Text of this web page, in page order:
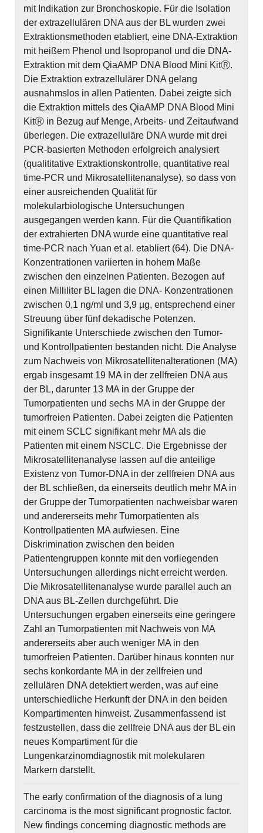
mit Indikation zur Bronchoskopie. Für die Isolation
der extrazellulären DNA aus der BL wurden zwei
Extraktionsmethoden etabliert, eine DNA-Extraktion
mit heißem Phenol und Isopropanol und die DNA-
Extraktion mit dem QiaAMP DNA Blood Mini KitⓇ.
Die Extraktion extrazellulärer DNA gelang
ausnahmslos in allen Patienten. Dabei zeigte sich
die Extraktion mittels des QiaAMP DNA Blood Mini
KitⓇ in Bezug auf Menge, Arbeits- und Zeitaufwand
überlegen. Die extrazelluläre DNA wurde mit drei
PCR-basierten Methoden erfolgreich analysiert
(qualititative Extraktionskontrolle, quantitative real
time-PCR und Mikrosatellitenanalyse), so dass von
einer ausreichenden Qualität für
molekularbiologische Untersuchungen
ausgegangen werden kann. Für die Quantifikation
der extrahierten DNA wurde eine quantitative real
time-PCR nach Yuan et al. etabliert (64). Die DNA-
Konzentrationen variierten in hohem Maße
zwischen den einzelnen Patienten. Bezogen auf
einen Milliliter BL lagen die DNA- Konzentrationen
zwischen 0,1 ng/ml und 3,9 µg, entsprechend einer
Streuung über fünf dekadische Potenzen.
Signifikante Unterschiede zwischen den Tumor-
und Kontrollpatienten bestanden nicht. Die Analyse
zum Nachweis von Mikrosatellitenalterationen (MA)
ergab insgesamt 19 MA in der zellfreien DNA aus
der BL, darunter 13 MA in der Gruppe der
Tumorpatienten und sechs MA in der Gruppe der
tumorfreien Patienten. Dabei zeigten die Patienten
mit einem SCLC signifikant mehr MA als die
Patienten mit einem NSCLC. Die Ergebnisse der
Mikrosatellitenanalyse lassen auf die anteilige
Existenz von Tumor-DNA in der zellfreien DNA aus
der BL schließen, da einerseits deutlich mehr MA in
der Gruppe der Tumorpatienten nachweisbar waren
und andererseits mehr Tumorpatienten als
Kontrollpatienten MA aufwiesen. Eine
Diskrimination zwischen den beiden
Patientengruppen konnte mit den vorliegenden
Untersuchungen allerdings nicht erreicht werden.
Die Mikrosatellitenanalyse wurde parallel auch an
DNA aus BL-Zellen durchgeführt. Die
Untersuchungen ergaben einerseits eine geringere
Zahl an Tumorpatienten mit Nachweis von MA
andererseits aber auch weniger MA in den
tumorfreien Patienten. Darüber hinaus konnten nur
sechs konkordante MA in der zellfreien und
zellulären DNA detektiert werden, was auf eine
unterschiedliche Herkunft der DNA in den beiden
Kompartimenten hinweist. Zusammenfassend ist
festzustellen, dass die zellfreie DNA aus der BL ein
neues Kompartiment für die
Lungenkarzinomdiagnostik mit molekularen
Markern darstellt.
The early confirmation of the diagnosis of a lung
carcinoma is the most significant prognostic factor.
New findings concerning diagnostic methods are